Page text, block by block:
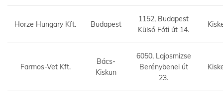
Horze Hungary Kft. Budapest
1152, Budapest
Külső Fóti út 14.
Farmos-Vet Kft.
Bács-
Kiskun
6050, Lajosmizse
Berénybenei út
23.